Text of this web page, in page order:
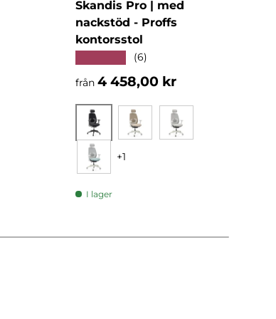
Skandis Pro | med
nackstöd - Proffs
kontorsstol
(6)
från Normalpris
4 458,00 kr
Svart Beige Grå
Mint
+1
I lager